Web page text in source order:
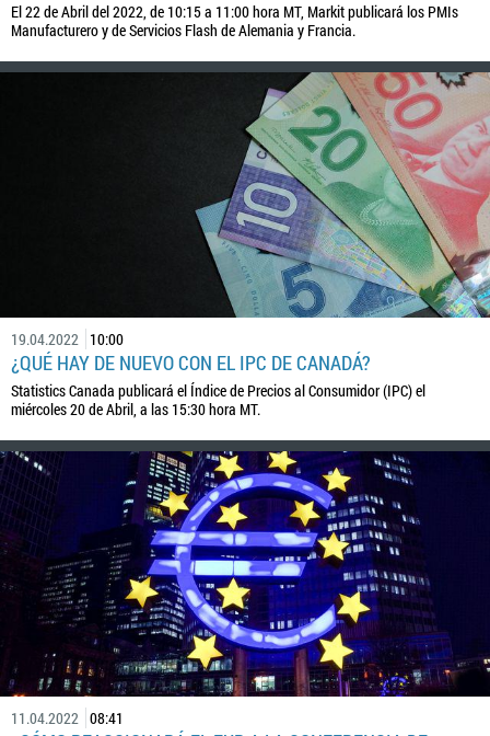
El 22 de Abril del 2022, de 10:15 a 11:00 hora MT, Markit publicará los PMIs
Manufacturero y de Servicios Flash de Alemania y Francia.
19.04.2022 10:00
¿QUÉ HAY DE NUEVO CON EL IPC DE CANADÁ?
Statistics Canada publicará el Índice de Precios al Consumidor (IPC) el
miércoles 20 de Abril, a las 15:30 hora MT.
11.04.2022 08:41